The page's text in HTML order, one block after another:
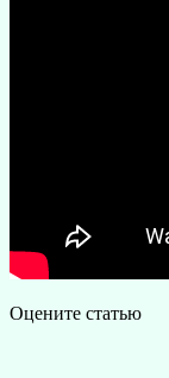
Оцените статью